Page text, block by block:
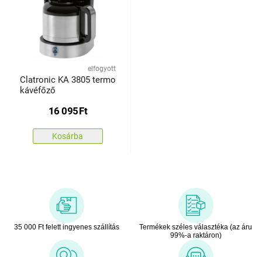
elfogyott
Clatronic KA 3805 termo
kávéfőző
16 095Ft
Kosárba
35 000 Ft felett ingyenes szállítás
Termékek széles választéka (az áru
99%-a raktáron)